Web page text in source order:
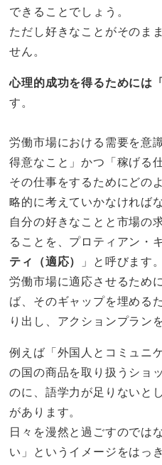
できることでしょう。
ただし好きなことがそのま
せん。
心理的成功を得るためには
す。
労働市場における需要を意
得意なこと」かつ「稼げる
その仕事をするためにどの
略的に考えていかなければ
自分の好きなことと市場の
ることを、プロティアン・
ティ（適応）
」と呼びます。
労働市場に適応させるため
ば、そのギャップを埋める
り出し、アクションプラン
例えば「外国人とコミュニ
の国の商品を取り扱うショ
のに、語学力が足りないと
があります。
日々を漫然と過ごすのでは
い」というイメージをはっ